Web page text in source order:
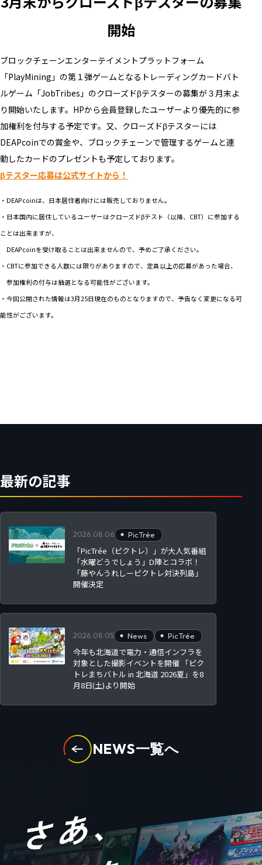
開始
ブロックチェーンエンターテイメントプラットフォーム
「PlayMining」の第１弾ゲームとなるトレーディングカードバト
ルゲーム「JobTribes」のクローズドβテスターの募集が３月末よ
り開始いたします。HPから会員登録したユーザーより優先的に参
加権利を付与する予定です。又、クローズドβテスターには
DEAPcoinでの賞金や、ブロックチェーンで管理するゲームと連
動したカードのプレゼントも予定しております。
βテスター応募は公式サイトから！
・DEAPcoinは、日本居住者向けには販売しておりません。
・日本国内に居住しているユーザーはクローズドβテスト（以降、CBT）に参加する
ことは出来ますが、
DEAPcoinを受け取ることは出来ませんので、予めご了承ください。
・CBTに参加できる人数には限りがありますので、定員以上の応募があった場合、
参加権利の付与は抽選となる可能性がございます。
・今回公開された情報は3月25日現在のものとなりますので、予告なく変更になる可
能性がございます。
最新の記事
2026.08.06 PicTrée
「PicTrée（ピクトレ）」が大人気番組
「水曜どうでしょう」D陣とコラボ！
「藤やんうれしーピクトレ対決列島」
開催決定
2026.08.05 News PicTrée
今年も北海道で電力・通信インフラを
対象とした撮影イベントを開催 「ピク
トレまちバトル in 北海道 2026夏」を8
月8日(土)より開始
NEWS一覧へ